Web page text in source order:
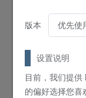
心锁妖精
4 星 /ATK:1050 /
封印内心善良的
梅基拉斯之光
版本
设置说明
目前，我们提
的偏好选择您喜